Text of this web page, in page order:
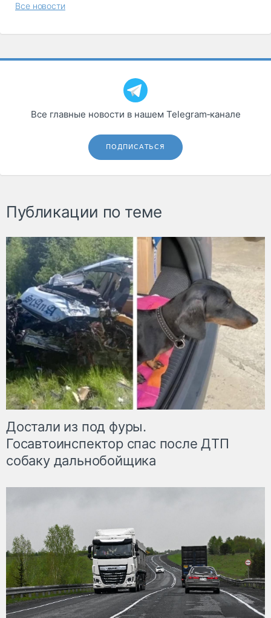
Все новости
Все главные новости в нашем Telegram‑канале
ПОДПИСАТЬСЯ
Публикации по теме
Достали из под фуры.
Госавтоинспектор спас после ДТП
собаку дальнобойщика